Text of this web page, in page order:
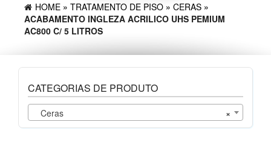
HOME » TRATAMENTO DE PISO » CERAS »
ACABAMENTO INGLEZA ACRILICO UHS PEMIUM
AC800 C/ 5 LITROS
CATEGORIAS DE PRODUTO
×
Ceras